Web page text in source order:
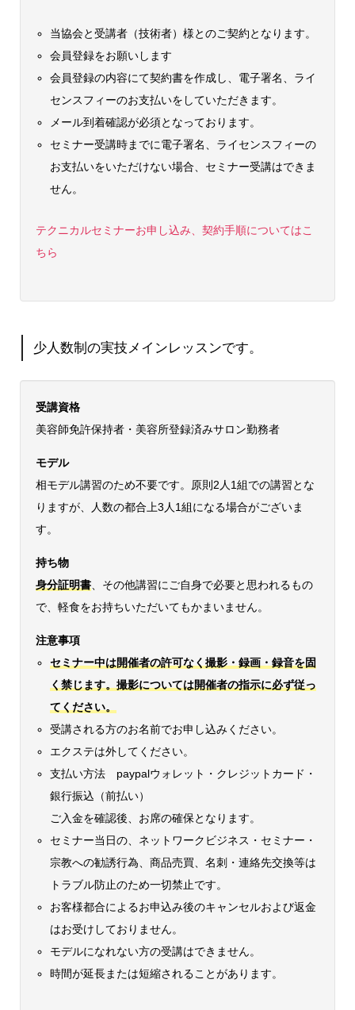
当協会と受講者（技術者）様とのご契約となります。
会員登録をお願いします
会員登録の内容にて契約書を作成し、電子署名、ライ
センスフィーのお支払いをしていただきます。
メール到着確認が必須となっております。
セミナー受講時までに電子署名、ライセンスフィーの
お支払いをいただけない場合、セミナー受講はできま
せん。
テクニカルセミナーお申し込み、契約手順についてはこ
ちら
少人数制の実技メインレッスンです。
受講資格
美容師免許保持者・美容所登録済みサロン勤務者
モデル
相モデル講習のため不要です。原則2人1組での講習とな
りますが、人数の都合上3人1組になる場合がございま
す。
持ち物
身分証明書、その他講習にご自身で必要と思われるもの
で、軽食をお持ちいただいてもかまいません。
注意事項
セミナー中は開催者の許可なく撮影・録画・録音を固
く禁じます。撮影については開催者の指示に必ず従っ
てください。
受講される方のお名前でお申し込みください。
エクステは外してください。
支払い方法 paypalウォレット・クレジットカード・
銀行振込（前払い）
ご入金を確認後、お席の確保となります。
セミナー当日の、ネットワークビジネス・セミナー・
宗教への勧誘行為、商品売買、名刺・連絡先交換等は
トラブル防止のため一切禁止です。
お客様都合によるお申込み後のキャンセルおよび返金
はお受けしておりません。
モデルになれない方の受講はできません。
時間が延長または短縮されることがあります。